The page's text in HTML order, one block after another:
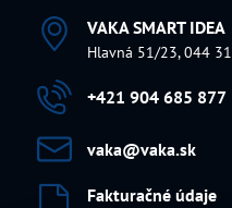
VAKA SMART IDEA
Hlavná 51/23, 044
+421 904 685 877
vaka​@vaka​.sk
Fakturačné údaje